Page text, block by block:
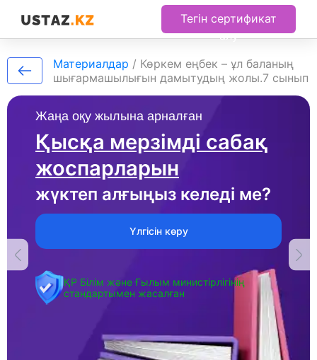
Тегін сертификат
алу
Жаңа оқу жылына арналған
Қысқа мерзімді сабақ
жоспарларын
жүктеп алғыңыз келеді ме?
Үлгісін көру
ҚР Білім және Ғылым министірлігінің
стандартымен жасалған
Материалдар / Көркем еңбек – ұл баланың
шығармашылығын дамытудың жолы.7 сынып